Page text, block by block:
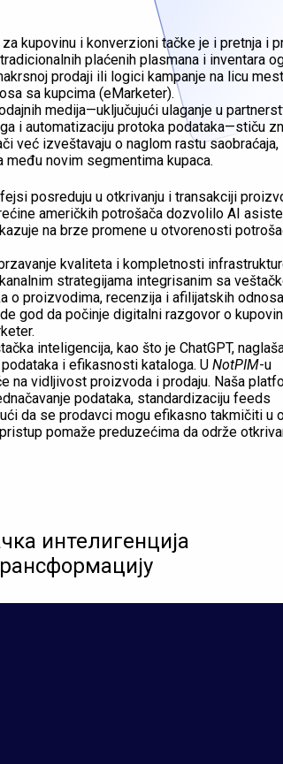
kupovinu i konverzioni tačke je i pretnja i
plaćenih plasmana i inventara
prodaji ili logici kampanje na licu
sa kupcima (eMarketer).
medija—uključujući ulaganje u
i automatizaciju protoka podataka—stiču
već izveštavaju o naglom rastu saobraćaja,
novim segmentima kupaca.
posreduju u otkrivanju i transakciji
američkih potrošača dozvolilo AI
na brze promene u otvorenosti
kvaliteta i kompletnosti
strategijama integrisanim sa
o proizvodima, recenzija i afilijatskih
god da počinje digitalni razgovor o
inteligencija, kao što je ChatGPT,
i efikasnosti kataloga. U NotPIM-u
na vidljivost proizvoda i prodaju. Naša
podataka, standardizaciju feeds
da se prodavci mogu efikasno takmičiti u
pomaže preduzećima da održe
интелигенција